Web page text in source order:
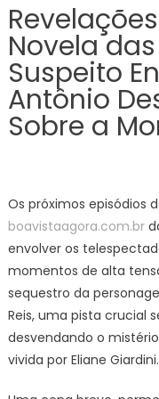
Novela
Suspeito
Antônio
Sobre a
Os próximos episódios
boavistaagora.com.br
envolver os
momentos de alta
sequestro da
Reis, uma pista crucial
desvendando o
vivida por Eliane Giardini.